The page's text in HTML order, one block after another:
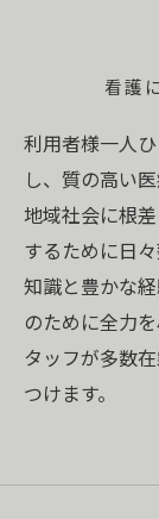
看護
利用者様一人
し、質の高い
地域社会に根
するために日
知識と豊かな
のために全力
タッフが多数
つけます。